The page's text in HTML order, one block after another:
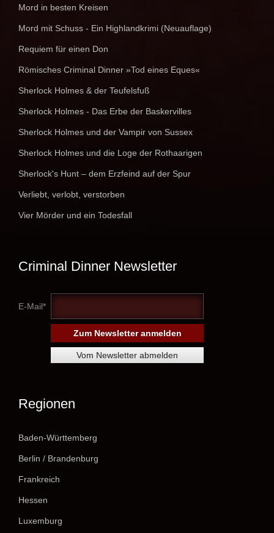
Mord in besten Kreisen
Mord mit Schuss - Ein Highlandkrimi (Neuauflage)
Requiem für einen Don
Römisches Criminal Dinner »Tod eines Eques«
Sherlock Holmes & der Teufelsfuß
Sherlock Holmes - Das Erbe der Baskervilles
Sherlock Holmes und der Vampir von Sussex
Sherlock Holmes und die Loge der Rothaarigen
Sherlock's Hunt – dem Erzfeind auf der Spur
Verliebt, verlobt, verstorben
Vier Mörder und ein Todesfall
Criminal Dinner Newsletter
E-Mail*
Regionen
Baden-Württemberg
Berlin / Brandenburg
Frankreich
Hessen
Luxemburg